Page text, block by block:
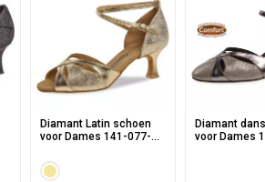
Diamant Latin schoen
voor Dames 141-077-
Diamant
voor Dames